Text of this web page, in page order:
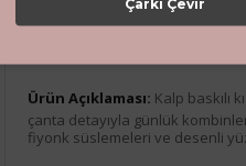
Ürün Açıklaması: Kalp baskılı
çanta detayıyla günlük
fiyonk süslemeleri ve desenli
Çarkı Çevir